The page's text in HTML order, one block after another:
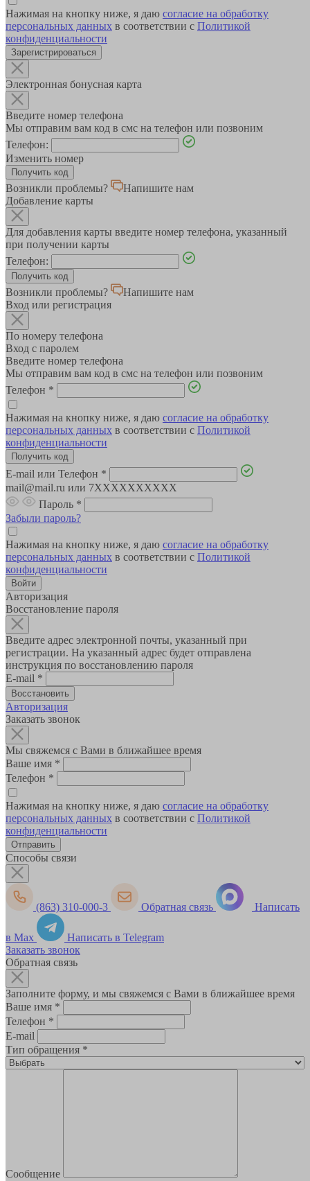
Нажимая на кнопку ниже, я даю согласие на обработку
персональных данных в соответствии с Политикой
конфиденциальности
Зарегистрироваться
Электронная бонусная карта
Введите номер телефона
Мы отправим вам код в смс на телефон или позвоним
Телефон:
Изменить номер
Возникли проблемы?
Напишите нам
Добавление карты
Для добавления карты введите номер телефона, указанный
при получении карты
Телефон:
Возникли проблемы?
Напишите нам
Вход или регистрация
По номеру телефона
Вход с паролем
Введите номер телефона
Мы отправим вам код в смс на телефон или позвоним
Телефон *
Нажимая на кнопку ниже, я даю согласие на обработку
персональных данных в соответствии с Политикой
конфиденциальности
E-mail или Телефон *
mail@mail.ru или 7XXXXXXXXXX
Пароль *
Забыли пароль?
Нажимая на кнопку ниже, я даю согласие на обработку
персональных данных в соответствии с Политикой
конфиденциальности
Авторизация
Восстановление пароля
Введите адрес электронной почты, указанный при
регистрации. На указанный адрес будет отправлена
инструкция по восстановлению пароля
E-mail *
Авторизация
Заказать звонок
Мы свяжемся с Вами в ближайшее время
Ваше имя *
Телефон *
Нажимая на кнопку ниже, я даю согласие на обработку
персональных данных в соответствии с Политикой
конфиденциальности
Способы связи
(863) 310-000-3 Обратная связь Написать
в Max
Написать в Telegram
Заказать звонок
Обратная связь
Заполните форму, и мы свяжемся с Вами в ближайшее время
Ваше имя *
Телефон *
E-mail
Тип обращения *
Сообщение